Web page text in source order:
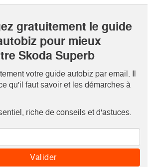
gratuitement le guide
pour mieux
Skoda Superb
votre guide autobiz par email. Il
qu'il faut savoir et les démarches à
riche de conseils et d'astuces.